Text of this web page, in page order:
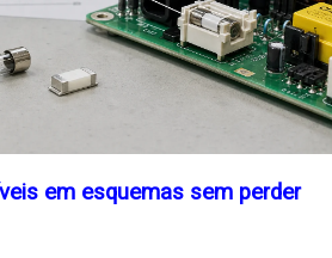
em esquemas sem perder